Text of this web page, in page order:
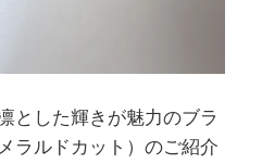
とした輝きが魅力のブラ
ラルドカット）のご紹介